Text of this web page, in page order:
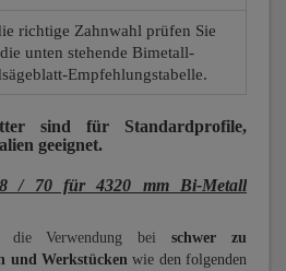
richtige Zahnwahl prüfen Sie
unten stehende Bimetall-
Empfehlungstabelle.
sind für Standardprofile,
geeignet.
/ 70 für 4320 mm Bi-Metall
die Verwendung beischwer zu
und Werkstücken wie den folgenden